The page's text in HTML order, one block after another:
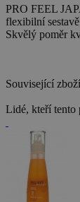
PRO FEEL
flexibilní
Skvělý poměr
Související zboží
Lidé, kteří tento